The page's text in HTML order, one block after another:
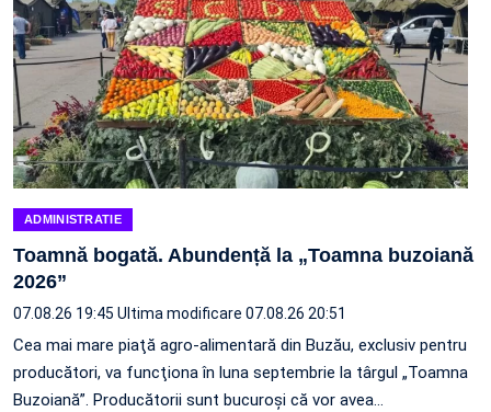
ADMINISTRATIE
Toamnă bogată. Abundență la „Toamna buzoiană
2026”
07.08.26 19:45 Ultima modificare 07.08.26 20:51
Cea mai mare piaţă agro-alimentară din Buzău, exclusiv pentru
producători, va funcţiona în luna septembrie la târgul „Toamna
Buzoiană”. Producătorii sunt bucuroşi că vor avea…